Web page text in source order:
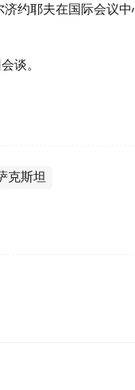
济约耶夫在国际会议
会谈。
克斯坦